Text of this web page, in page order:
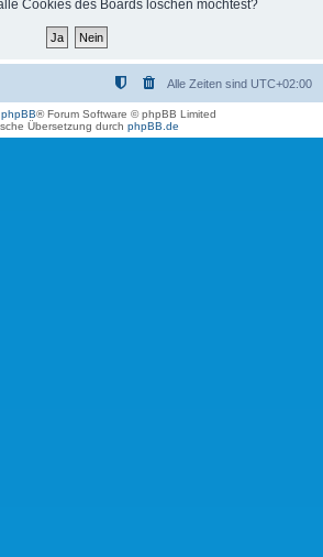
Cookies des Boards löschen möchtest?
Alle Zeiten sind UTC+02:00
phpBB® Forum Software © phpBB Limited
Übersetzung durch phpBB.de